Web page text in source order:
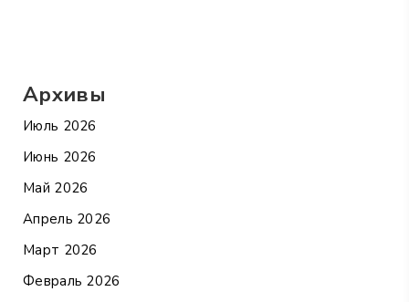
Архивы
Июль 2026
Июнь 2026
Май 2026
Апрель 2026
Март 2026
Февраль 2026